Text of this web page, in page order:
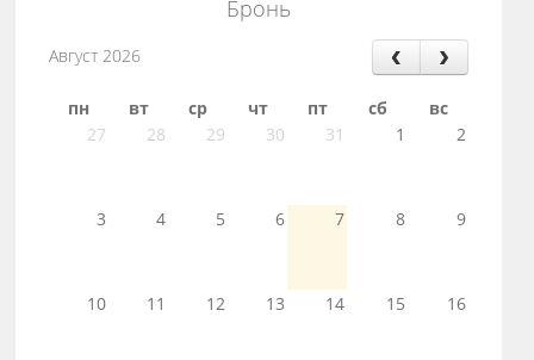
Бронь
Август 2026
пн вт ср чт пт сб
вс
27
28 29 30 31 1 2
3 4 5 6 7 8 9
10 11 12 13 14 15 16